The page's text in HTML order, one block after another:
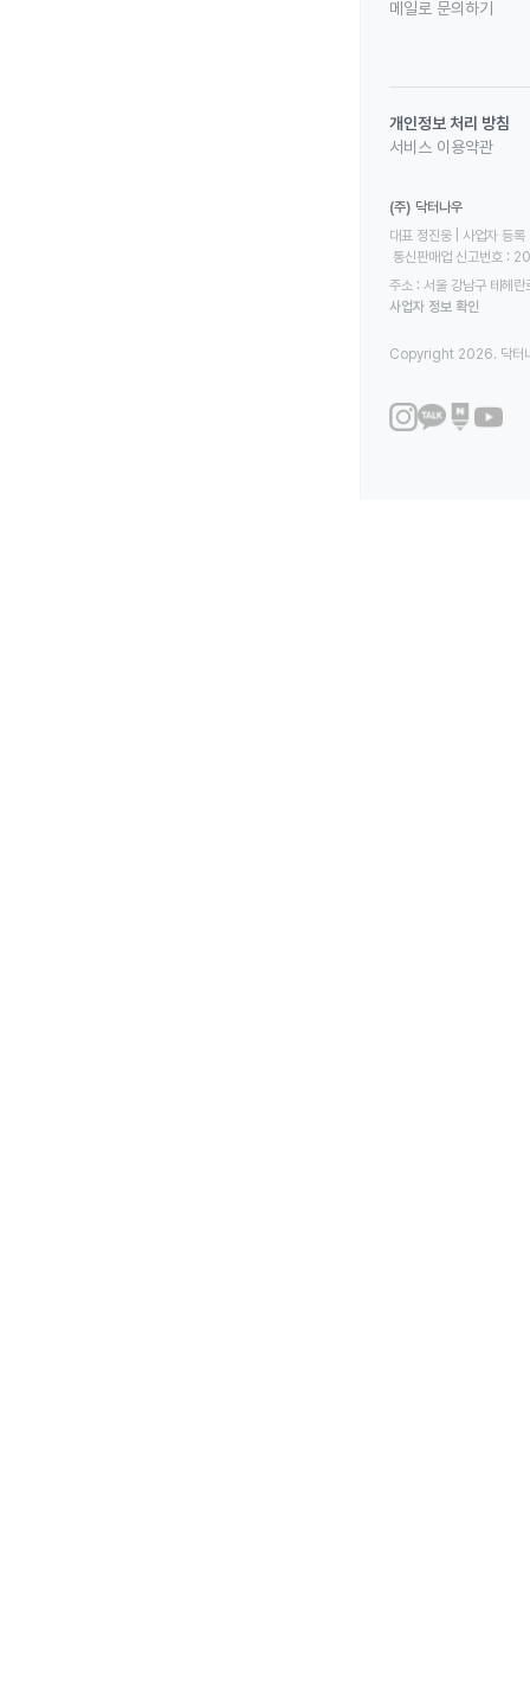
메일로 문의하기
개인정보 처리 방침
서비스 이용약관
(주) 닥터나우
대표 정진웅 | 사업자
통신판매업 신고번호
주소 : 서울 강남구 테헤
사업자 정보 확인
Copyright 2026. 닥터